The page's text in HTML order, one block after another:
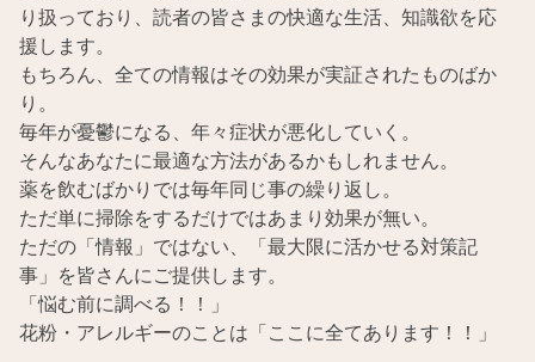
り扱っており、読者の皆さまの快適な生活、知識欲を応
援します。
もちろん、全ての情報はその効果が実証されたものばか
り。
毎年が憂鬱になる、年々症状が悪化していく。
そんなあなたに最適な方法があるかもしれません。
薬を飲むばかりでは毎年同じ事の繰り返し。
ただ単に掃除をするだけではあまり効果が無い。
ただの「情報」ではない、「最大限に活かせる対策記
事」を皆さんにご提供します。
「悩む前に調べる！！」
花粉・アレルギーのことは「ここに全てあります！！」